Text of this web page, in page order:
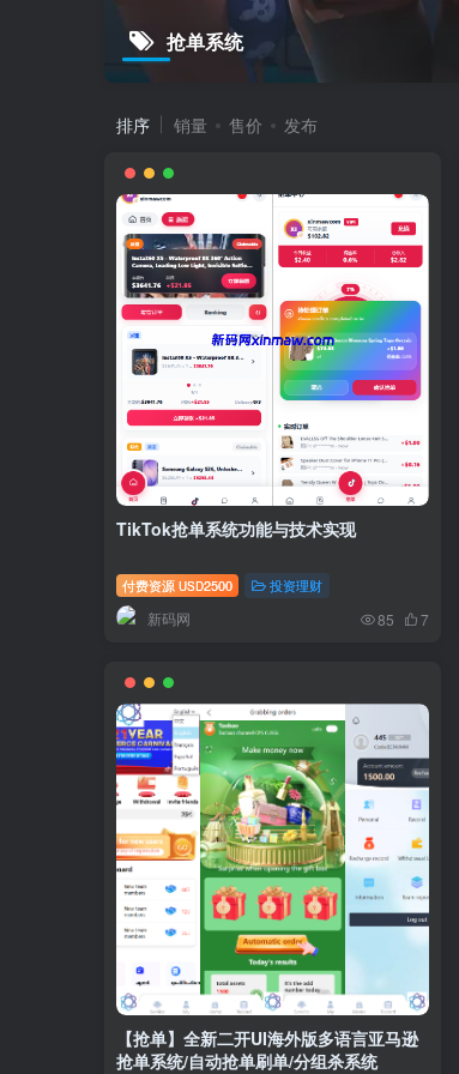
抢单系统
排序 销量 售价 发布
TikTok抢单系统功能与技术实现
付费资源 USD2500 投资理财
新码网 85 7
【抢单】全新二开UI海外版多语言亚马逊
抢单系统/自动抢单刷单/分组杀系统